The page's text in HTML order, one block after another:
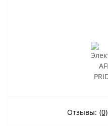
Отзывы: (0)